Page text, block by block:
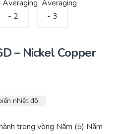
– Nickel Copper
nhiệt độ
trong vòng Năm (5) Năm